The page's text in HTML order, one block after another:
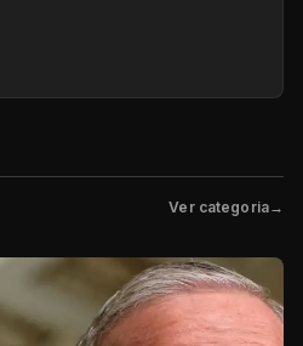
Ver categoria→